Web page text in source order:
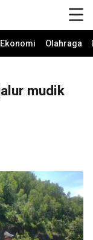
Ekonomi Olahraga
mudik